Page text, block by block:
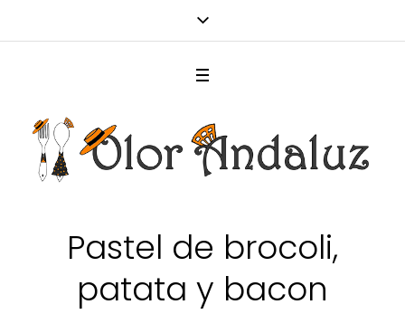
Pastel de brocoli,
patata y bacon